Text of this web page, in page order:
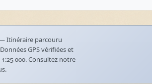
Itinéraire parcouru
GPS vérifiées et
000. Consultez notre